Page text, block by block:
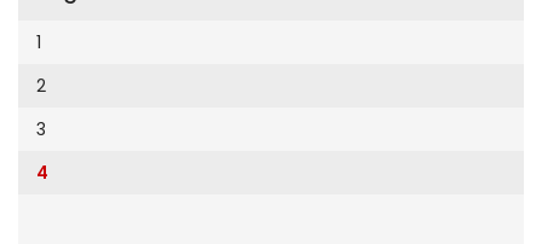
Cumhuriyet Sağlıklı Beslenme
Cumhuriyet Sokak
Cumhuriyet Spor
Cumhuriyet Strateji
Cumhuriyet Tarım
9
10
11
12
1
2
3
4